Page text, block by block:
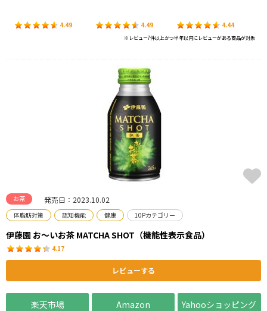
4.49 4.49 4.44
※レビュー7件以上かつ半年以内にレビューがある商品が対象
お茶 発売日：2023.10.02
体脂肪対策 認知機能 健康 10Pカテゴリー
伊藤園 お～いお茶 MATCHA SHOT（機能性表示食品）
4.17
レビューする
楽天市場 Amazon Yahooショッピング